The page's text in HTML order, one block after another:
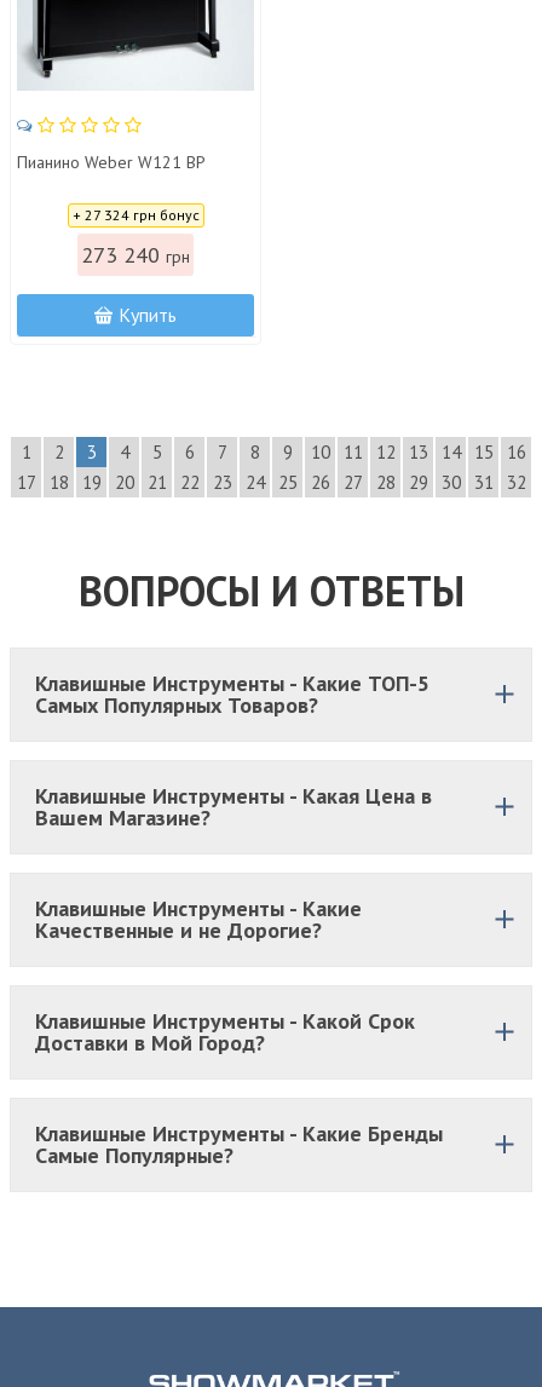
Пианино Weber W121 BP
+ 27 324 грн бонус
273 240 грн
Купить
1 2 3 4 5 6 7 8 9 10 11 12 13 14 15
16
17
18 19 20 21 22 23 24 25 26 27 28 29 30 31 32
ВОПРОСЫ И ОТВЕТЫ
Клавишные Инструменты - Какие ТОП-5
Самых Популярных Товаров?
Клавишные Инструменты - Какая Цена в
Вашем Магазине?
Клавишные Инструменты - Какие
Качественные и не Дорогие?
Клавишные Инструменты - Какой Срок
Доставки в Мой Город?
Клавишные Инструменты - Какие Бренды
Самые Популярные?